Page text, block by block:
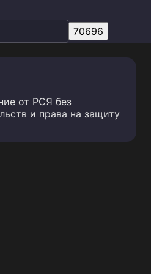
от РСЯ без
и права на защиту